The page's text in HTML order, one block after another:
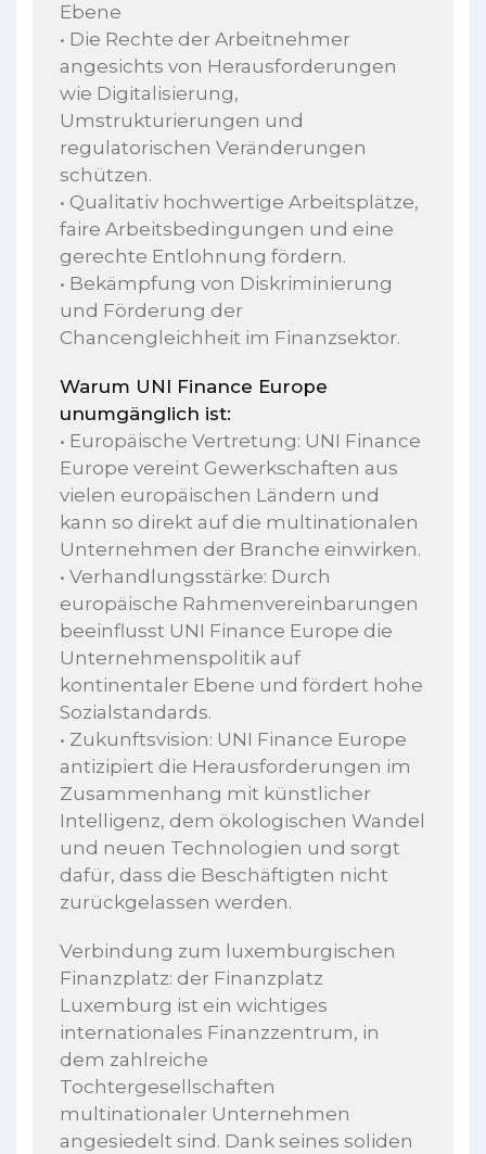
Ebene
• Die Rechte der Arbeitnehmer
angesichts von Herausforderungen
wie Digitalisierung,
Umstrukturierungen und
regulatorischen Veränderungen
schützen.
• Qualitativ hochwertige Arbeitsplätze,
faire Arbeitsbedingungen und eine
gerechte Entlohnung fördern.
• Bekämpfung von Diskriminierung
und Förderung der
Chancengleichheit im Finanzsektor.
Warum UNI Finance Europe
unumgänglich ist:
• Europäische Vertretung: UNI Finance
Europe vereint Gewerkschaften aus
vielen europäischen Ländern und
kann so direkt auf die multinationalen
Unternehmen der Branche einwirken.
• Verhandlungsstärke: Durch
europäische Rahmenvereinbarungen
beeinflusst UNI Finance Europe die
Unternehmenspolitik auf
kontinentaler Ebene und fördert hohe
Sozialstandards.
• Zukunftsvision: UNI Finance Europe
antizipiert die Herausforderungen im
Zusammenhang mit künstlicher
Intelligenz, dem ökologischen Wandel
und neuen Technologien und sorgt
dafür, dass die Beschäftigten nicht
zurückgelassen werden.
Verbindung zum luxemburgischen
Finanzplatz: der Finanzplatz
Luxemburg ist ein wichtiges
internationales Finanzzentrum, in
dem zahlreiche
Tochtergesellschaften
multinationaler Unternehmen
angesiedelt sind. Dank seines soliden